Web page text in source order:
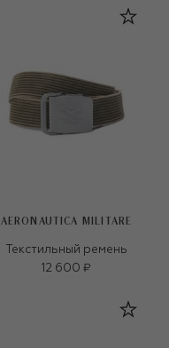
AERONAUTICA MILITARE
Текстильный ремень
12 600 ₽